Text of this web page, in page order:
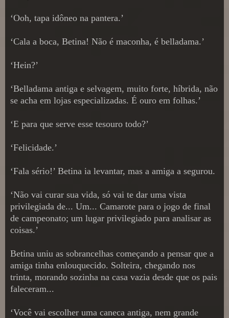
‘Ooh, tapa idôneo na pantera.’
‘Cala a boca, Betina! Não é maconha, é belladama.’
‘Hein?’
‘Belladama antiga e selvagem, muito forte, híbrida, não
se acha em lojas especializadas. É ouro em folhas.’
‘E para que serve esse tesouro todo?’
‘Felicidade.’
‘Fala sério!’ Betina ia levantar, mas a amiga a segurou.
‘Não vai curar sua vida, só vai te dar uma vista
privilegiada de... Um... Camarote para o jogo de final
de campeonato; um lugar privilegiado para analisar as
coisas.’
Betina uniu as sobrancelhas começando a pensar que a
amiga tinha enlouquecido. Solteira, chegando nos
trinta, morando sozinha na casa vazia desde que os pais
faleceram...
‘Você vai escolher uma caneca antiga, nem grande